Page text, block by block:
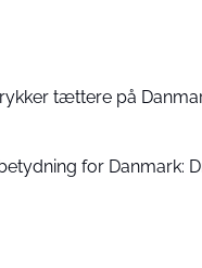
tættere på
for Danmark: